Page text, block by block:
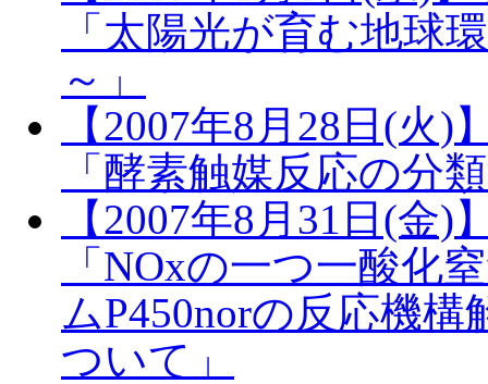
「太陽光が育む地球
～」
【2007年8月28日(火
「酵素触媒反応の分
【2007年8月31日(金
「NOxの一つ一酸化
ムP450norの反応機
ついて」